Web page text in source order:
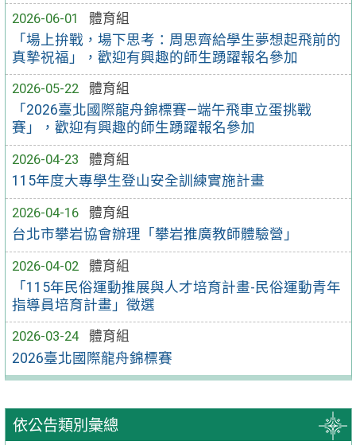
2026-06-01
體育組
「場上拚戰，場下思考：周思齊給學生夢想起飛前的
真摯祝福」，歡迎有興趣的師生踴躍報名參加
2026-05-22
體育組
「2026臺北國際龍舟錦標賽—端午飛車立蛋挑戰
賽」，歡迎有興趣的師生踴躍報名參加
2026-04-23
體育組
115年度大專學生登山安全訓練實施計畫
2026-04-16
體育組
台北市攀岩協會辦理「攀岩推廣教師體驗營」
2026-04-02
體育組
「115年民俗運動推展與人才培育計畫-民俗運動青年
指導員培育計畫」徵選
2026-03-24
體育組
2026臺北國際龍舟錦標賽
依公告類別彙總